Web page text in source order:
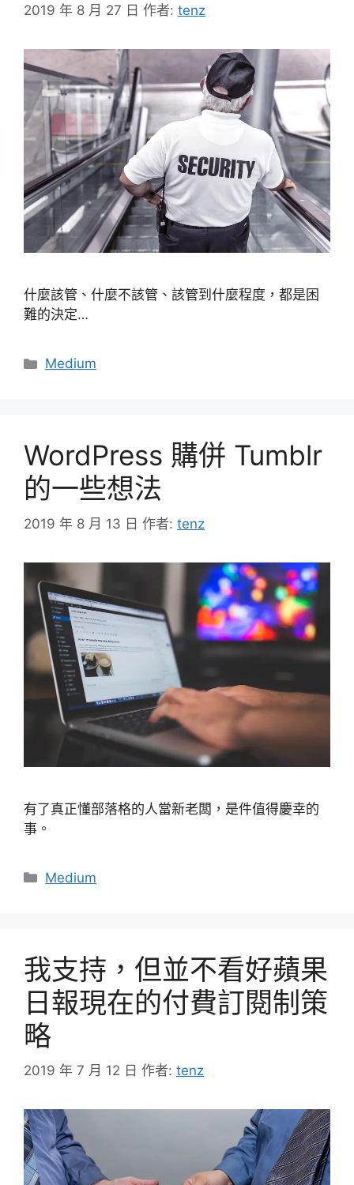
2019 年 8 月 27 日 作者: tenz
什麼該管、什麼不該管、該管到什麼程度，都是困
難的決定…
分
Medium
WordPress 購併 Tumblr
的一些想法
2019 年 8 月 13 日 作者: tenz
有了真正懂部落格的人當新老闆，是件值得慶幸的
事。
分
Medium
我支持，但並不看好蘋果
日報現在的付費訂閱制策
略
2019 年 7 月 12 日 作者: tenz